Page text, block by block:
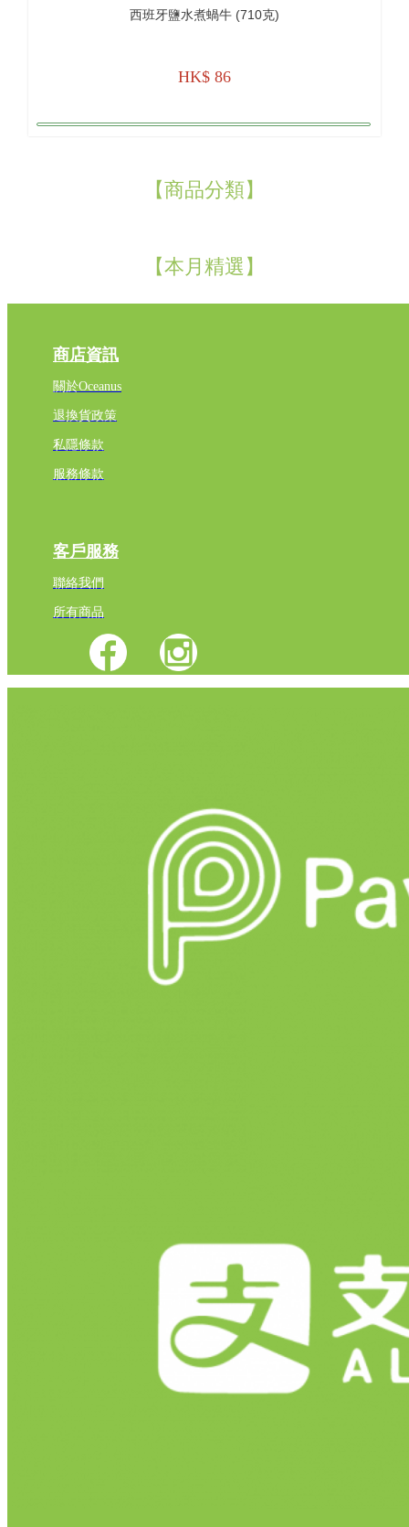
西班牙鹽水煮蝸牛 (710克)
HK$ 86
【商品分類】
【本月精選】
商店資訊
關於Oceanus
退換貨政策
私隱條款
服務條款
客戶服務
聯絡我們
所有商品